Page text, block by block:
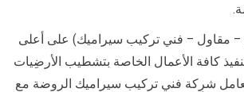
– مقاول – فني تركيب سيراميك) على أعلى
كافة الأعمال الخاصة بتشطيب الأرضِيات
شرِكة فني تركيب سيراميك الروضة مع